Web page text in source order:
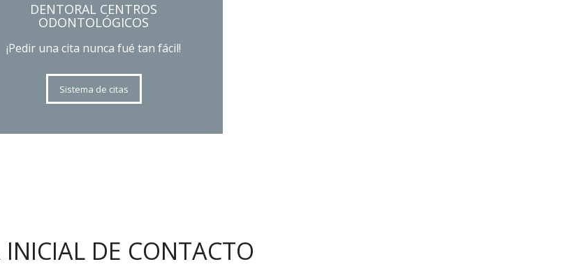
DENTORAL CENTROS
ODONTOLÓGICOS
¡Pedir una cita nunca fué tan fácil!
Sistema de citas
DE CONTACTO